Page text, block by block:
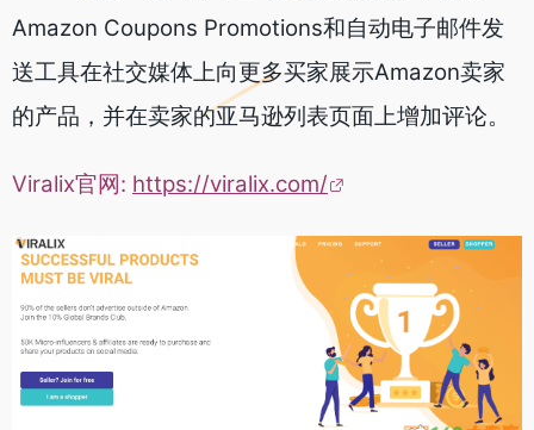
Amazon Coupons Promotions和自动电子邮件发
送工具在社交媒体上向更多买家展示Amazon卖家
的产品，并在卖家的亚马逊列表页面上增加评论。
Viralix官网: https://viralix.com/